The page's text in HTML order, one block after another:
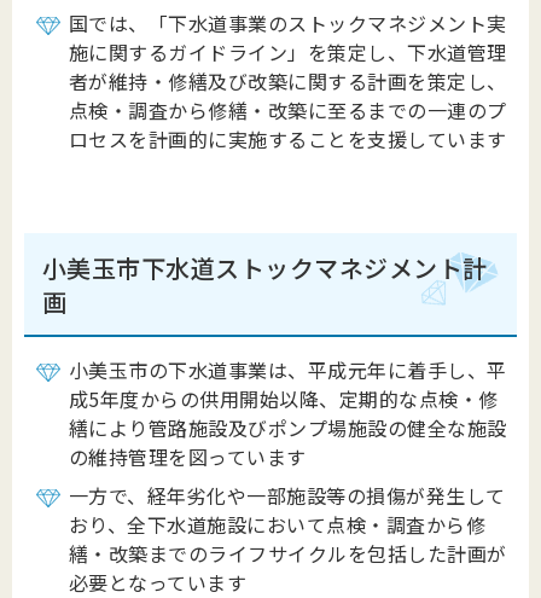
国では、「下水道事業のストックマネジメント実
施に関するガイドライン」を策定し、下水道管理
者が維持・修繕及び改築に関する計画を策定し、
点検・調査から修繕・改築に至るまでの一連のプ
ロセスを計画的に実施することを支援しています
小美玉市下水道ストックマネジメント計
画
小美玉市の下水道事業は、平成元年に着手し、平
成5年度からの供用開始以降、定期的な点検・修
繕により管路施設及びポンプ場施設の健全な施設
の維持管理を図っています
一方で、経年劣化や一部施設等の損傷が発生して
おり、全下水道施設において点検・調査から修
繕・改築までのライフサイクルを包括した計画が
必要となっています